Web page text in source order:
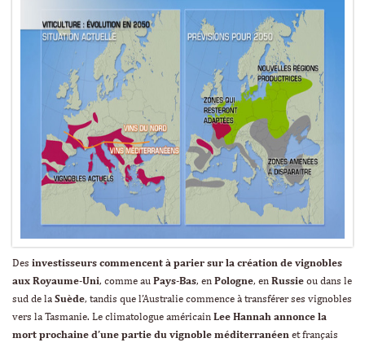
Des investisseurs commencent à parier sur la création de vignobles
aux Royaume-Uni, comme au Pays-Bas, en Pologne, en Russie ou dans le
sud de la Suède, tandis que l’Australie commence à transférer ses vignobles
vers la Tasmanie. Le climatologue américain Lee Hannah annonce la
mort prochaine d’une partie du vignoble méditerranéen et français